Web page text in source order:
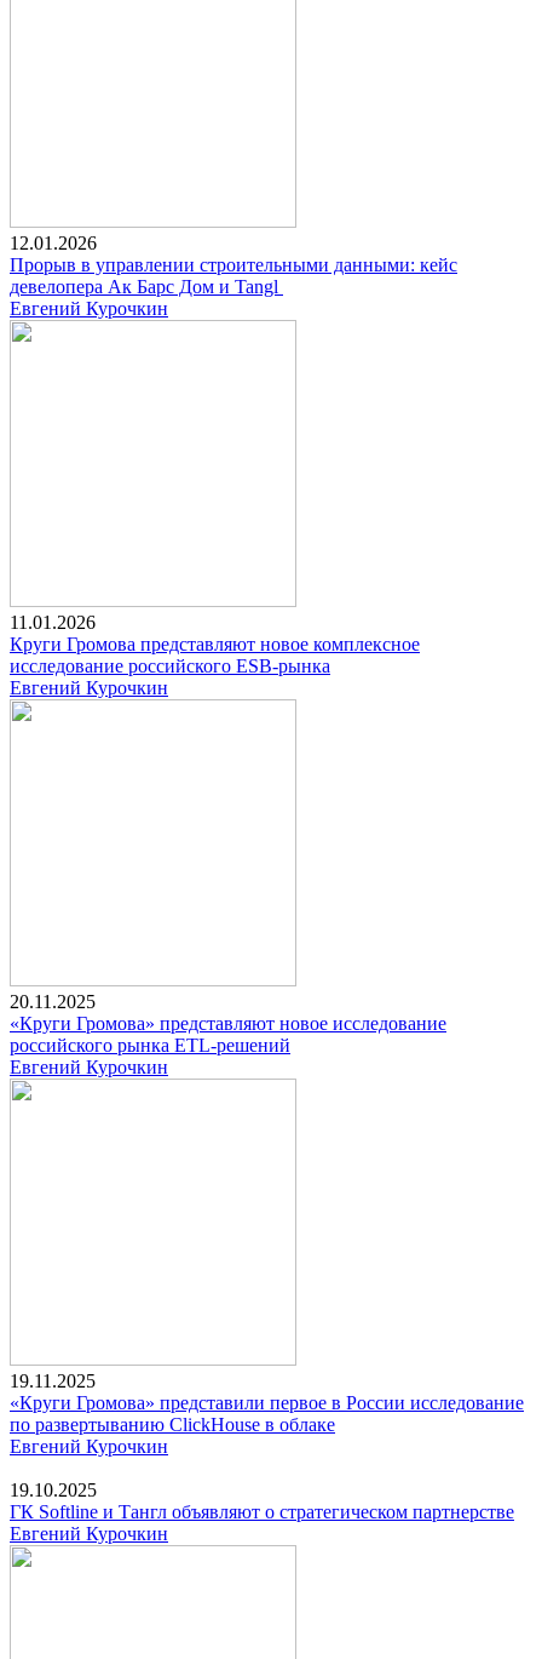
12.01.2026
Прорыв в управлении строительными данными: кейс
девелопера Ак Барс Дом и Tangl
Евгений Курочкин
11.01.2026
Круги Громова представляют новое комплексное
исследование российского ESB-рынка
Евгений Курочкин
20.11.2025
«Круги Громова» представляют новое исследование
российского рынка ETL-решений
Евгений Курочкин
19.11.2025
«Круги Громова» представили первое в России исследование
по развертыванию ClickHouse в облаке
Евгений Курочкин
19.10.2025
ГК Softline и Тангл объявляют о стратегическом партнерстве
Евгений Курочкин